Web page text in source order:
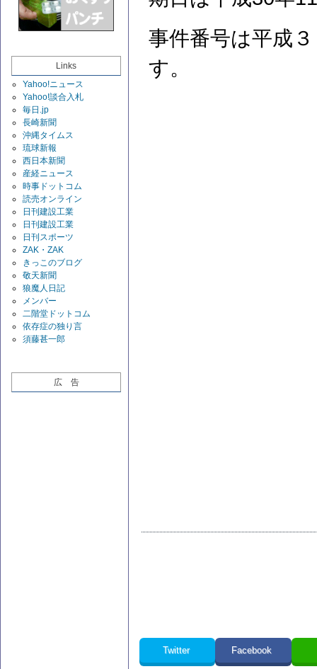
Links
Yahoo!ニュース
Yahoo!談合入札
毎日.jp
長崎新聞
沖縄タイムス
琉球新報
西日本新聞
産経ニュース
時事ドットコム
読売オンライン
日刊建設工業
日刊建設工業
日刊スポーツ
ZAK・ZAK
きっこのブログ
敬天新聞
狼魔人日記
メンバー
二階堂ドットコム
依存症の独り言
須藤甚一郎
広 告
事件番号は平成
す。
Twitter Facebook